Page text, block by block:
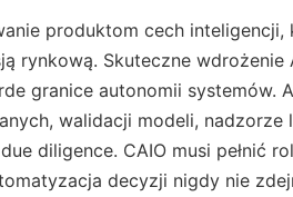
produktom cech
rynkową. Skuteczne wdrożenie
granice autonomii systemów.
walidacji modeli,
diligence. CAIO musi pełnić
decyzji nigdy nie